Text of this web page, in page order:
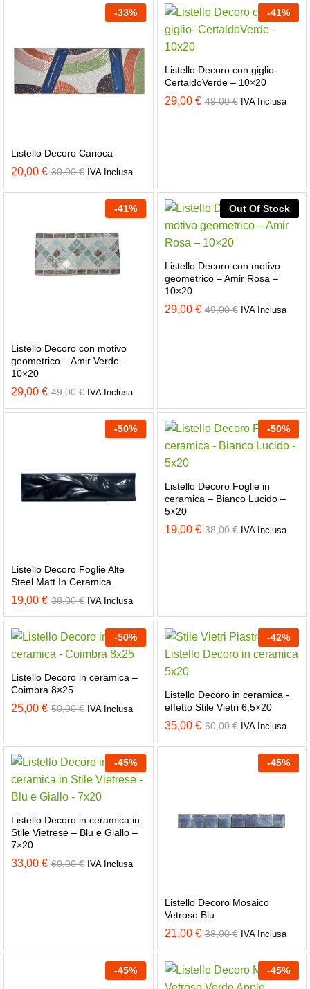
-33%
Listello Decoro Carioca
20,00 € 30,00€ IVA Inclusa
-41%
Listello Decoro con giglio-
CertaldoVerde – 10×20
29,00 € 49,00€ IVA Inclusa
-41%
Listello Decoro con motivo
geometrico – Amir Verde –
10×20
29,00 € 49,00€ IVA Inclusa
Out Of Stock
Listello Decoro con motivo
geometrico – Amir Rosa –
10×20
29,00 € 49,00€ IVA Inclusa
-50%
Listello Decoro Foglie Alte
Steel Matt In Ceramica
19,00 € 38,00€ IVA Inclusa
-50%
Listello Decoro Foglie in
ceramica – Bianco Lucido –
5×20
19,00 € 38,00€ IVA Inclusa
-50%
Listello Decoro in ceramica –
Coimbra 8×25
25,00 € 50,00€ IVA Inclusa
-42%
Listello Decoro in ceramica -
effetto Stile Vietri 6,5×20
35,00 € 60,00€ IVA Inclusa
-45%
Listello Decoro in ceramica in
Stile Vietrese – Blu e Giallo –
7×20
33,00 € 60,00€ IVA Inclusa
-45%
Listello Decoro Mosaico
Vetroso Blu
21,00 € 38,00€ IVA Inclusa
-45% -45%